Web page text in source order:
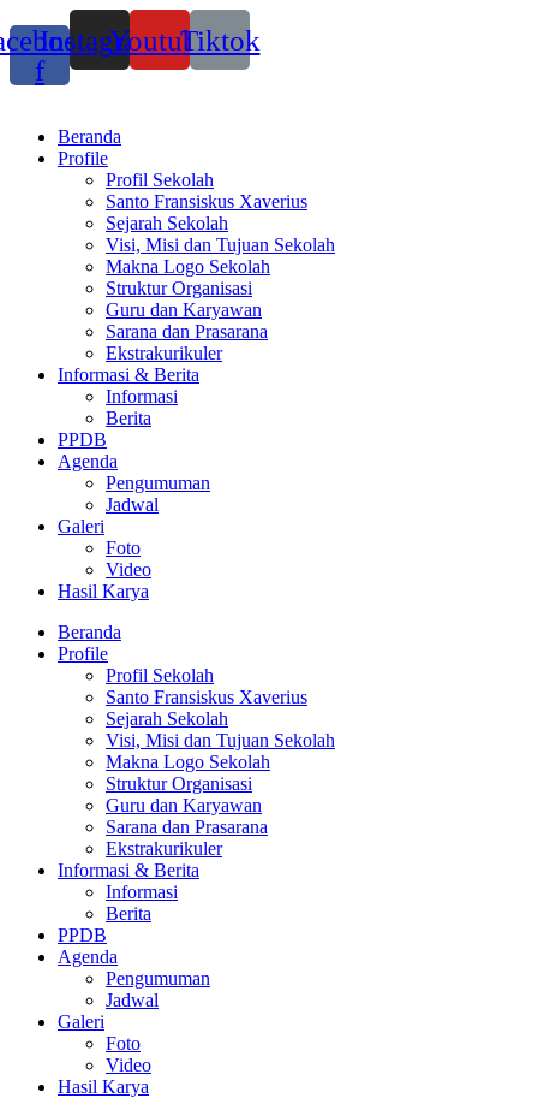
f
InstagramYoutubeTiktok
Beranda
Profile
Profil Sekolah
Santo Fransiskus Xaverius
Sejarah Sekolah
Visi, Misi dan Tujuan Sekolah
Makna Logo Sekolah
Struktur Organisasi
Guru dan Karyawan
Sarana dan Prasarana
Ekstrakurikuler
Informasi & Berita
Informasi
Berita
PPDB
Agenda
Pengumuman
Jadwal
Galeri
Foto
Video
Hasil Karya
Beranda
Profile
Profil Sekolah
Santo Fransiskus Xaverius
Sejarah Sekolah
Visi, Misi dan Tujuan Sekolah
Makna Logo Sekolah
Struktur Organisasi
Guru dan Karyawan
Sarana dan Prasarana
Ekstrakurikuler
Informasi & Berita
Informasi
Berita
PPDB
Agenda
Pengumuman
Jadwal
Galeri
Foto
Video
Hasil Karya